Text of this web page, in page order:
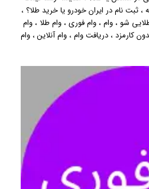
، ثبت نام در ایران خودرو یا خرید طلا؟،
شو ، وام، وام فوری، وام طلا ، وام
کارمزد، دریافت وام، وام آنلاین، وام